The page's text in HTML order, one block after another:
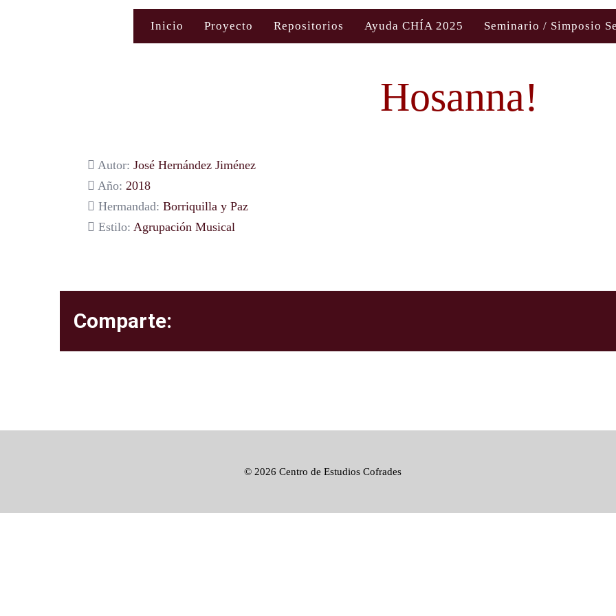
Inicio Proyecto Repositorios Ayuda CHÍA 2025 Seminario / Simposio
Hosanna!
Autor: José Hernández Jiménez
Año: 2018
Hermandad: Borriquilla y Paz
Estilo: Agrupación Musical
Comparte:
© 2026 Centro de Estudios Cofrades